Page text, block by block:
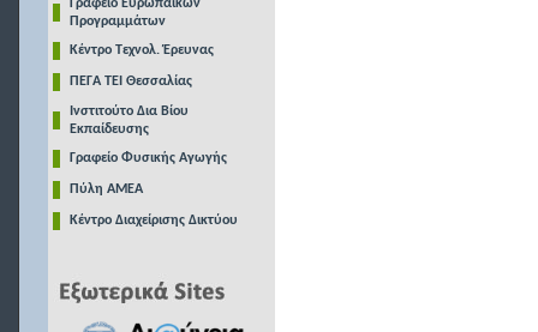
Γραφείο Ευρωπαικών
Προγραμμάτων
Κέντρο Τεχνολ. Έρευνας
ΠΕΓΑ ΤΕΙ Θεσσαλίας
Ινστιτούτο Δια Βίου
Εκπαίδευσης
Γραφείο Φυσικής Αγωγής
Πύλη ΑΜΕΑ
Κέντρο Διαχείρισης Δικτύου